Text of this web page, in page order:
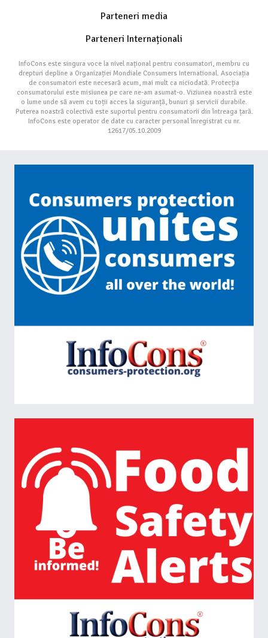
Parteneri media
Parteneri Internaționali
InfoCons este singura voce la nivel național pentru consumatori, membru cu
drepturi depline a Organizației Mondiale Consumers International. Asociația
de consumatori este necesară acum, mai mult ca niciodată. Protecția
consumatorului este misiunea pe care ne-am asumat-o. Viziunea noastră este
o lume unde să avem cu toții acces la siguranță, bunuri și servicii durabile.
Puterea noastră colectivă este suportul pentru consumatorii din întreaga țară.
InfoCons este operator de date cu caracter personal înregistrat cu nr.
12617/05.10.2009